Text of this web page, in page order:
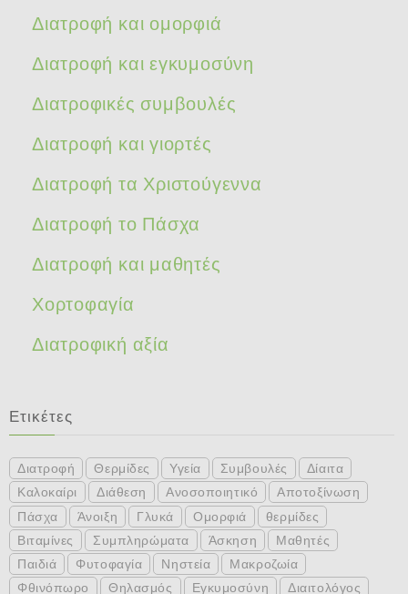
Διατροφή και ομορφιά
Διατροφή και εγκυμοσύνη
Διατροφικές συμβουλές
Διατροφή και γιορτές
Διατροφή τα Χριστούγεννα
Διατροφή το Πάσχα
Διατροφή και μαθητές
Χορτοφαγία
Διατροφική αξία
Ετικέτες
Διατροφή Θερμίδες Υγεία Συμβουλές
Δίαιτα
Καλοκαίρι
Διάθεση Ανοσοποιητικό
Αποτοξίνωση
Πάσχα
Άνοιξη Γλυκά Ομορφιά
θερμίδες
Βιταμίνες
Συμπληρώματα Άσκηση
Μαθητές
Παιδιά
Φυτοφαγία Νηστεία
Μακροζωία
Φθινόπωρο
Θηλασμός Εγκυμοσύνη
Διαιτολόγος